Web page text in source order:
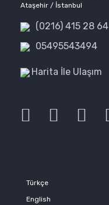
Ataşehir / İstanbul
(0216) 415 28 64
05495543494
Harita İle Ulaşım
Türkçe
English